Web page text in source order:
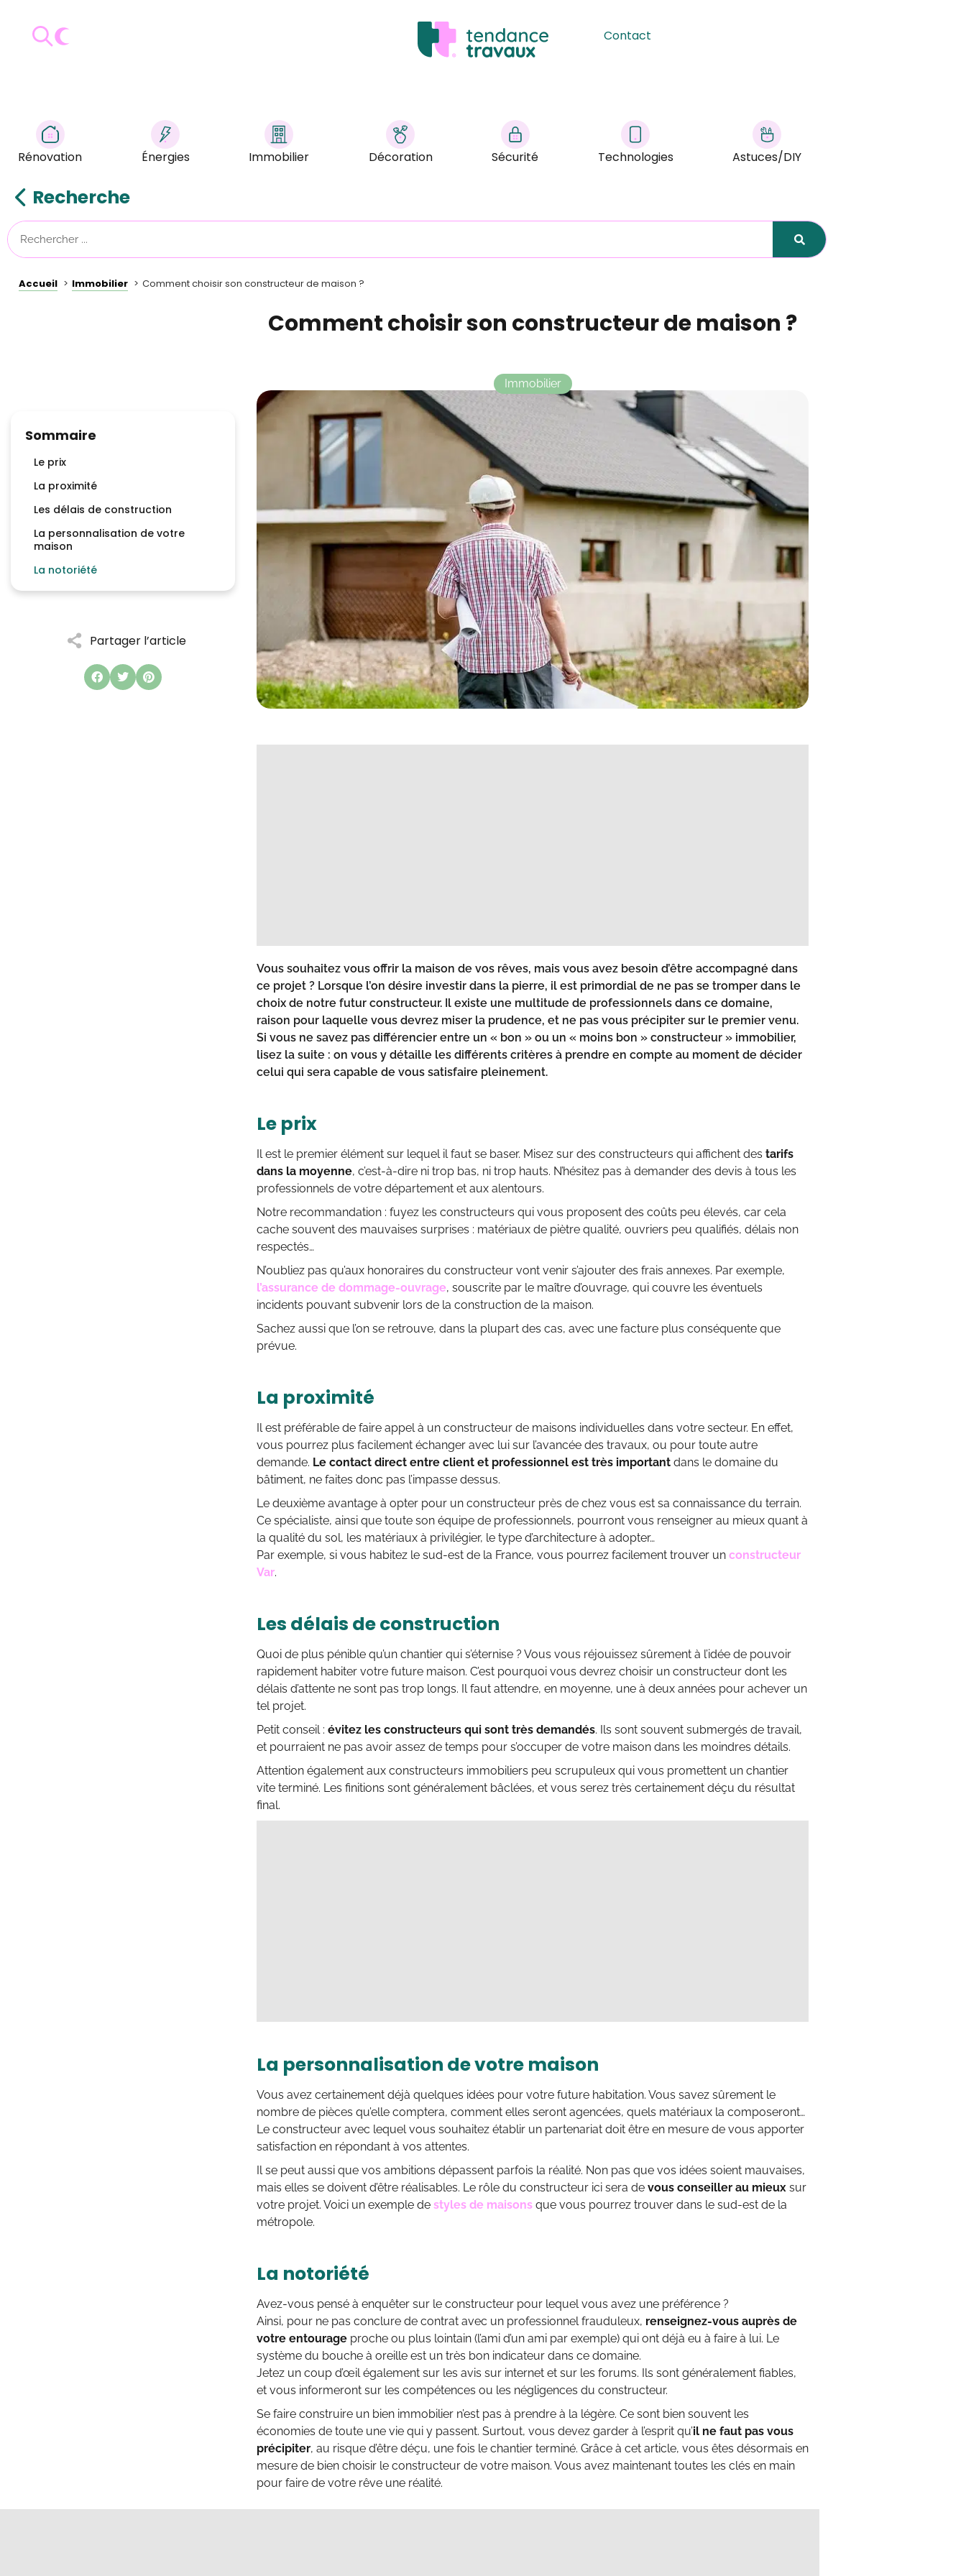
Contact
Rénovation Énergies Immobilier Décoration Sécurité Technologies Astuces/DIY
Recherche
Accueil Immobilier Comment choisir son constructeur de maison ?
Sommaire
Le prix
La proximité
Les délais de construction
La personnalisation de votre
maison
La notoriété
Partager l’article
Comment choisir son constructeur de maison ?
Immobilier
Vous souhaitez vous offrir la maison de vos rêves, mais vous avez besoin d’être accompagné dans
ce projet ? Lorsque l’on désire investir dans la pierre, il est primordial de ne pas se tromper dans le
choix de notre futur constructeur. Il existe une multitude de professionnels dans ce domaine,
raison pour laquelle vous devrez miser la prudence, et ne pas vous précipiter sur le premier venu.
Si vous ne savez pas différencier entre un « bon » ou un « moins bon » constructeur » immobilier,
lisez la suite : on vous y détaille les différents critères à prendre en compte au moment de décider
celui qui sera capable de vous satisfaire pleinement.
Le prix
Il est le premier élément sur lequel il faut se baser. Misez sur des constructeurs qui affichent des tarifs
dans la moyenne, c’est-à-dire ni trop bas, ni trop hauts. N’hésitez pas à demander des devis à tous les
professionnels de votre département et aux alentours.
Notre recommandation : fuyez les constructeurs qui vous proposent des coûts peu élevés, car cela
cache souvent des mauvaises surprises : matériaux de piètre qualité, ouvriers peu qualifiés, délais non
respectés…
N’oubliez pas qu’aux honoraires du constructeur vont venir s’ajouter des frais annexes. Par exemple,
l’assurance de dommage-ouvrage, souscrite par le maître d’ouvrage, qui couvre les éventuels
incidents pouvant subvenir lors de la construction de la maison.
Sachez aussi que l’on se retrouve, dans la plupart des cas, avec une facture plus conséquente que
prévue.
La proximité
Il est préférable de faire appel à un constructeur de maisons individuelles dans votre secteur. En effet,
vous pourrez plus facilement échanger avec lui sur l’avancée des travaux, ou pour toute autre
demande. Le contact direct entre client et professionnel est très important dans le domaine du
bâtiment, ne faites donc pas l’impasse dessus.
Le deuxième avantage à opter pour un constructeur près de chez vous est sa connaissance du terrain.
Ce spécialiste, ainsi que toute son équipe de professionnels, pourront vous renseigner au mieux quant à
la qualité du sol, les matériaux à privilégier, le type d’architecture à adopter…
Par exemple, si vous habitez le sud-est de la France, vous pourrez facilement trouver un constructeur
Var.
Les délais de construction
Quoi de plus pénible qu’un chantier qui s’éternise ? Vous vous réjouissez sûrement à l’idée de pouvoir
rapidement habiter votre future maison. C’est pourquoi vous devrez choisir un constructeur dont les
délais d’attente ne sont pas trop longs. Il faut attendre, en moyenne, une à deux années pour achever un
tel projet.
Petit conseil : évitez les constructeurs qui sont très demandés. Ils sont souvent submergés de travail,
et pourraient ne pas avoir assez de temps pour s’occuper de votre maison dans les moindres détails.
Attention également aux constructeurs immobiliers peu scrupuleux qui vous promettent un chantier
vite terminé. Les finitions sont généralement bâclées, et vous serez très certainement déçu du résultat
final.
La personnalisation de votre maison
Vous avez certainement déjà quelques idées pour votre future habitation. Vous savez sûrement le
nombre de pièces qu’elle comptera, comment elles seront agencées, quels matériaux la composeront…
Le constructeur avec lequel vous souhaitez établir un partenariat doit être en mesure de vous apporter
satisfaction en répondant à vos attentes.
Il se peut aussi que vos ambitions dépassent parfois la réalité. Non pas que vos idées soient mauvaises,
mais elles se doivent d’être réalisables. Le rôle du constructeur ici sera de vous conseiller au mieux sur
votre projet. Voici un exemple de styles de maisons que vous pourrez trouver dans le sud-est de la
métropole.
La notoriété
Avez-vous pensé à enquêter sur le constructeur pour lequel vous avez une préférence ?
Ainsi, pour ne pas conclure de contrat avec un professionnel frauduleux, renseignez-vous auprès de
votre entourage proche ou plus lointain (l’ami d’un ami par exemple) qui ont déjà eu à faire à lui. Le
système du bouche à oreille est un très bon indicateur dans ce domaine.
Jetez un coup d’œil également sur les avis sur internet et sur les forums. Ils sont généralement fiables,
et vous informeront sur les compétences ou les négligences du constructeur.
Se faire construire un bien immobilier n’est pas à prendre à la légère. Ce sont bien souvent les
économies de toute une vie qui y passent. Surtout, vous devez garder à l’esprit qu’il ne faut pas vous
précipiter, au risque d’être déçu, une fois le chantier terminé. Grâce à cet article, vous êtes désormais en
mesure de bien choisir le constructeur de votre maison. Vous avez maintenant toutes les clés en main
pour faire de votre rêve une réalité.